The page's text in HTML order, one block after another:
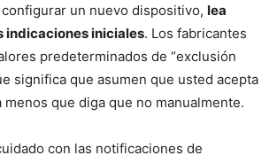
un nuevo dispositivo, lea
indicaciones iniciales. Los fabricantes
predeterminados de “exclusión
significa que asumen que usted acepta
que diga que no manualmente.
con las notificaciones de